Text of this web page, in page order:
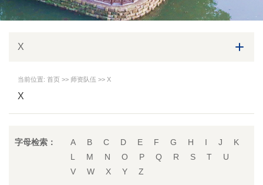
X
当前位置: 首页 >> 师资队伍 >> X
X
字母检索： A B C D E F G H I J
K
L
M N O P Q R S T
U
V
W X Y Z